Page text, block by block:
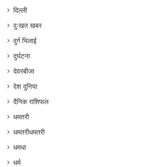
दिल्ली
दुःखत खबर
दुर्ग भिलाई
दुर्घटना
देवरबीजा
देश दुनिया
दैनिक राशिफल
धमतरी
धमतरीधमतरी
धमधा
धर्म